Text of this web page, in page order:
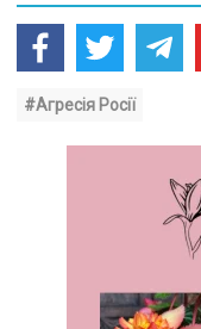
#Агресія Росії